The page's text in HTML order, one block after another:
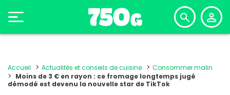
Accueil Actualités et conseils de cuisine
Consommer malin
Moins de 3 € en rayon : ce fromage longtemps jugé
démodé est devenu la nouvelle star de TikTok